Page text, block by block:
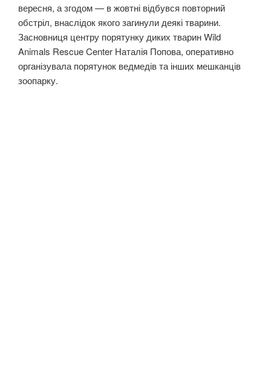
вересня, а згодом — в жовтні відбувся повторний
обстріл, внаслідок якого загинули деякі тварини.
Засновниця центру порятунку диких тварин Wild
Animals Rescue Center Наталія Попова, оперативно
організувала порятунок ведмедів та інших мешканців
зоопарку.